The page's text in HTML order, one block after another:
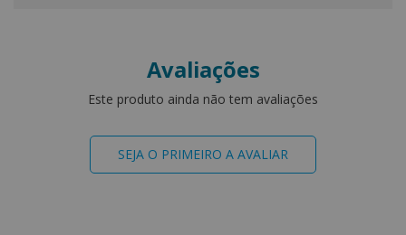
Avaliações
Este produto ainda não tem avaliações
SEJA O PRIMEIRO A AVALIAR